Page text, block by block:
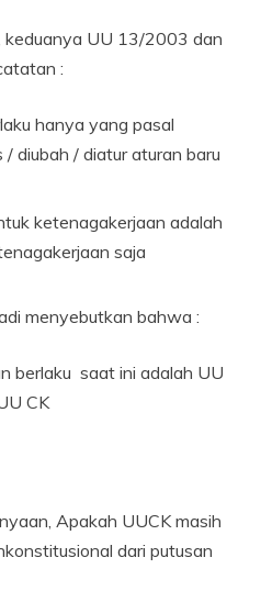
keduanya UU 13/2003 dan
:
hanya yang pasal
diubah / diatur aturan baru
ketenagakerjaan adalah
saja
menyebutkan bahwa :
berlaku saat ini adalah UU
CK
Apakah UUCK masih
dari putusan